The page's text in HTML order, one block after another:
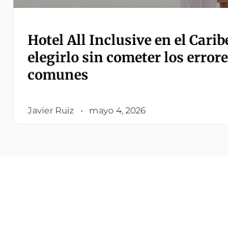
Hotel All Inclusive en el
elegirlo sin cometer los
comunes
Javier Ruiz mayo 4, 2026